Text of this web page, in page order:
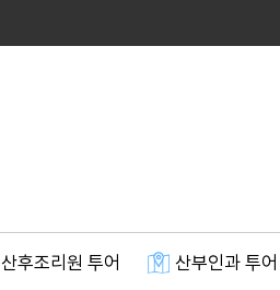
산후조리원 투어 산부인과 투어